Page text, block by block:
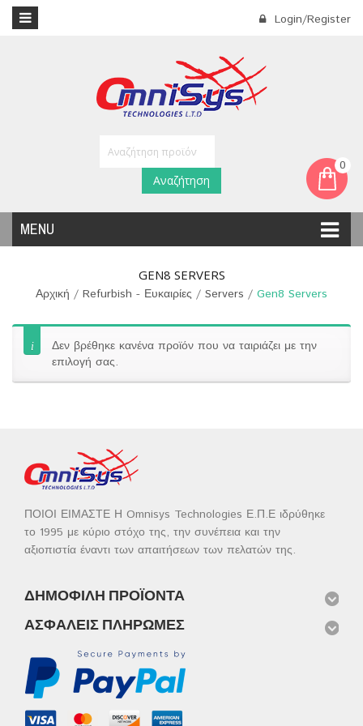
Login/Register
0
MENU
Αναζήτηση
GEN8 SERVERS
Αρχική / Refurbish - Ευκαιρίες / Servers / Gen8 Servers
Δεν βρέθηκε κανένα προϊόν που να ταιριάζει με την
επιλογή σας.
ΠΟΙΟΙ ΕΙΜΑΣΤΕ Η Omnisys Technologies Ε.Π.Ε ιδρύθηκε
το 1995 με κύριο στόχο της, την συνέπεια και την
αξιοπιστία έναντι των απαιτήσεων των πελατών της.
ΔΗΜΟΦΙΛΉ ΠΡΟΪΌΝΤΑ
ΑΣΦΑΛΕΊΣ ΠΛΗΡΩΜΈΣ